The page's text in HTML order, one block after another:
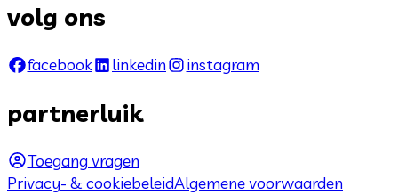
volg ons
facebook linkedin instagram
partnerluik
Toegang vragen
Privacy- & cookiebeleidAlgemene voorwaarden